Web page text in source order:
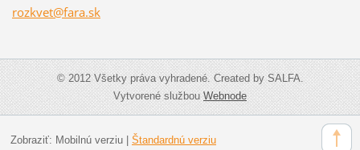
rozkvet@fara.sk
© 2012 Všetky práva vyhradené. Created by SALFA.
Vytvorené službouWebnode
Zobraziť: Mobilnú verziu| Štandardnú verziu